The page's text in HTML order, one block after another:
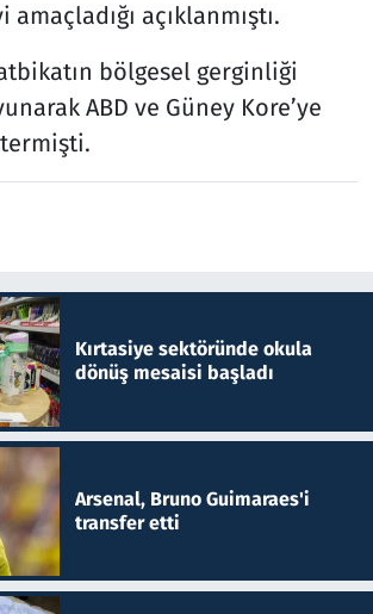
açıklanmıştı.
bölgesel gerginliği
ABD ve Güney Kore’ye
Kırtasiye sektöründe okula
dönüş mesaisi başladı
Arsenal, Bruno Guimaraes'i
transfer etti